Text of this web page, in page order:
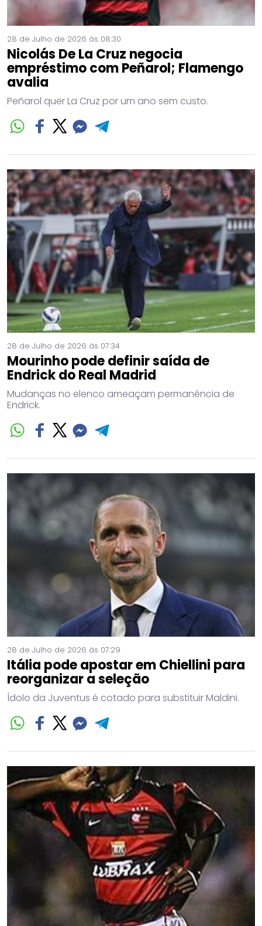
28 de Julho de 2026 às 08:30
Nicolás De La Cruz negocia
empréstimo com Peñarol; Flamengo
avalia
Peñarol quer La Cruz por um ano sem custo.
28 de Julho de 2026 às 07:34
Mourinho pode definir saída de
Endrick do Real Madrid
Mudanças no elenco ameaçam permanência de
Endrick.
28 de Julho de 2026 às 07:29
Itália pode apostar em Chiellini para
reorganizar a seleção
Ídolo da Juventus é cotado para substituir Maldini.